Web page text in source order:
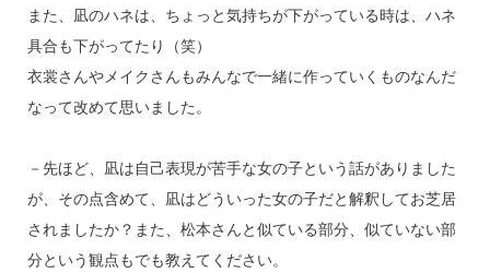
また、凪のハネは、ちょっと気持ちが下がっている時は、ハネ
具合も下がってたり（笑）
衣裳さんやメイクさんもみんなで一緒に作っていくものなんだ
なって改めて思いました。
－先ほど、凪は自己表現が苦手な女の子という話がありました
が、その点含めて、凪はどういった女の子だと解釈してお芝居
されましたか？また、松本さんと似ている部分、似ていない部
分という観点もでも教えてください。